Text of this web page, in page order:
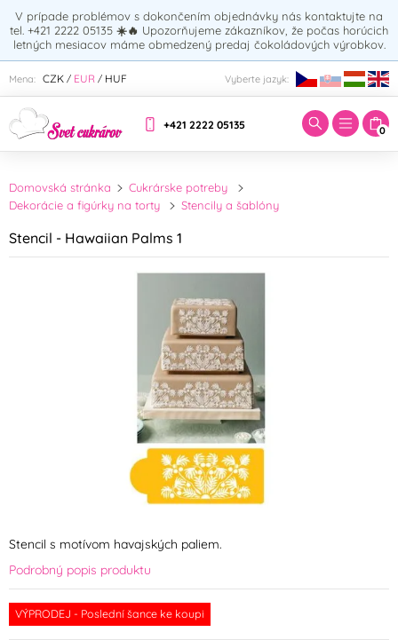
V prípade problémov s dokončením objednávky nás kontaktujte na
tel. +421 2222 05135 ☀️🔥 Upozorňujeme zákazníkov, že počas horúcich
letných mesiacov máme obmedzený predaj čokoládových výrobkov.
Mena: CZK / EUR / HUF Vyberte jazyk:
+421 2222 05135 0
Zadajte hľadaný výraz:
Domovská stránka
Cukrárske potreby
Dekorácie a figúrky na torty
Stencily a šablóny
Stencil - Hawaiian Palms 1
Stencil s motívom havajských paliem.
Podrobný popis produktu
VÝPRODEJ - Poslední šance ke koupi